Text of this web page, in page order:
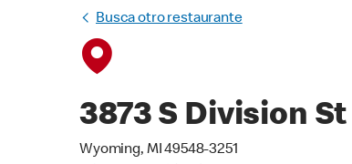
Busca otro restaurante
3873 S Division St
Wyoming, MI 49548-3251